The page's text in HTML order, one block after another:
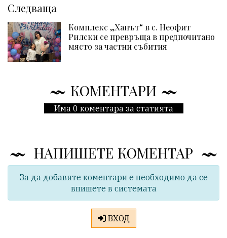
Следваща
Комплекс „Ханът“ в с. Неофит
Рилски се превръща в предпочитано
място за частни събития
КОМЕНТАРИ
Има 0 коментара за статията
НАПИШЕТЕ КОМЕНТАР
За да добавяте коментари е необходимо да се
впишете в системата
ВХОД